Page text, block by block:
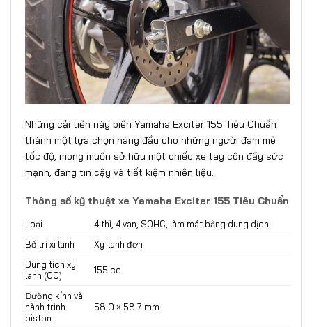
Những cải tiến này biến Yamaha Exciter 155 Tiêu Chuẩn
thành một lựa chọn hàng đầu cho những người đam mê
tốc độ, mong muốn sở hữu một chiếc xe tay côn đầy sức
mạnh, đáng tin cậy và tiết kiệm nhiên liệu.
Thông số kỹ thuật xe Yamaha Exciter 155 Tiêu Chuẩn
Loại
4 thì, 4 van, SOHC, làm mát bằng dung dịch
Bố trí xi lanh
Xy-lanh đơn
Dung tích xy
lanh (CC)
155 cc
Đường kính và
hành trình
piston
58.0 × 58.7 mm